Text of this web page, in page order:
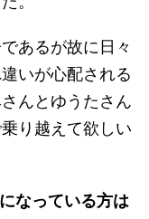
あるが故に日々
いが心配される
んとゆうたさん
り越えて欲しい
なっている方は